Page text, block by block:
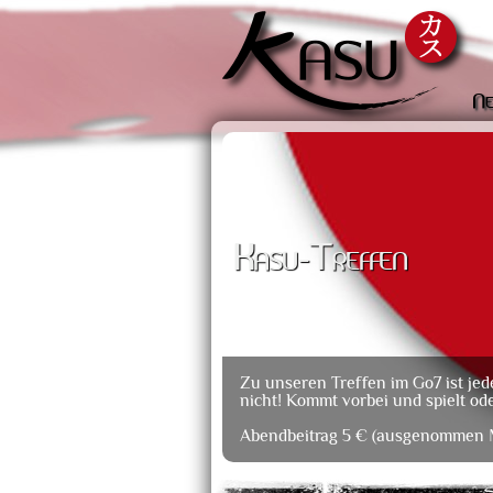
Kasu-Treffen
Zu unseren Treffen im Go7 ist
nicht! Kommt vorbei und spielt
Abendbeitrag 5 €